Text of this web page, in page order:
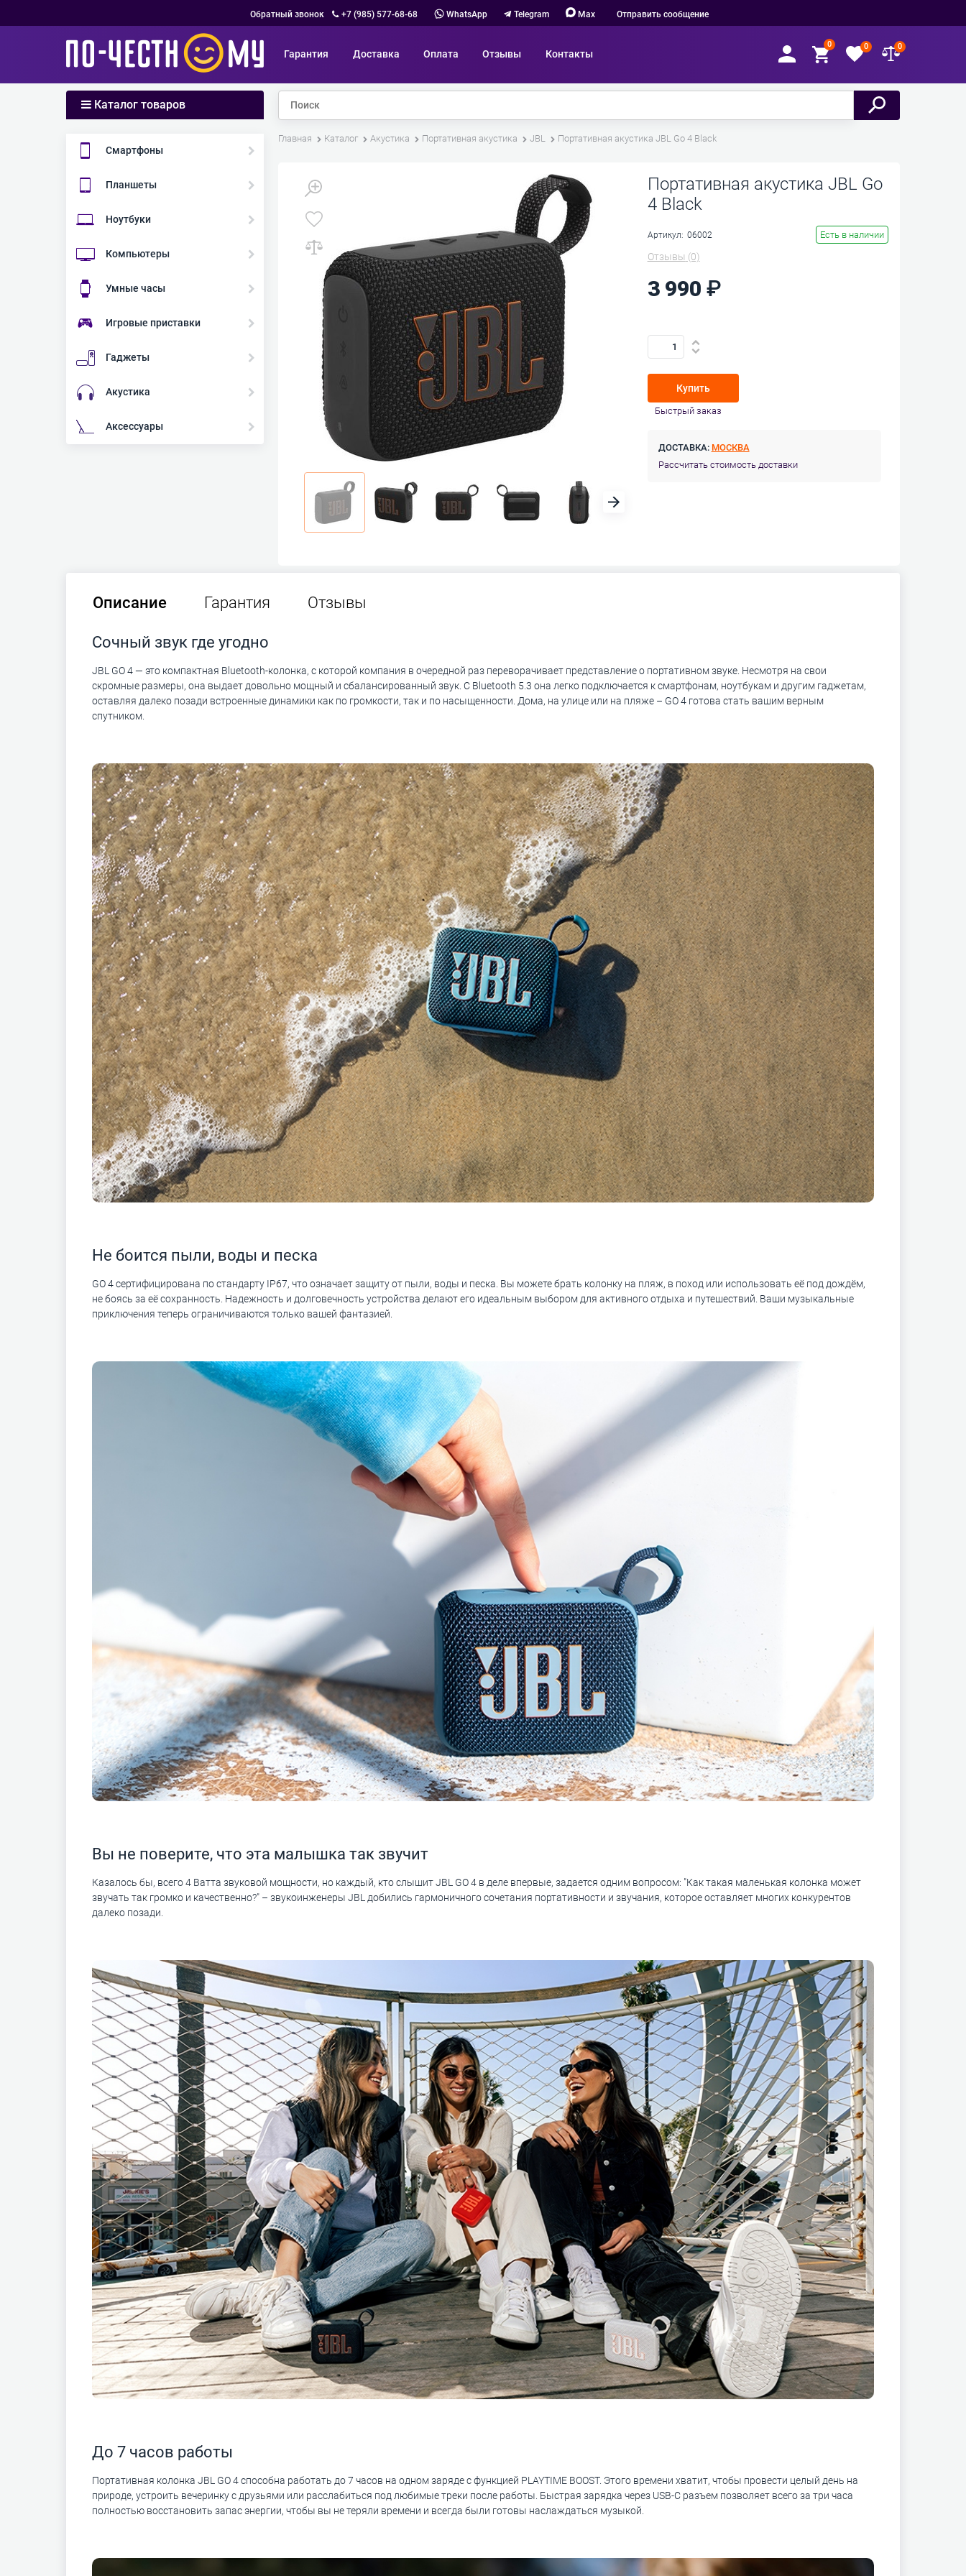
Обратный звонок +7 (985) 577-68-68 WhatsApp Telegram Max Отправить сообщение
Гарантия Доставка Оплата Отзывы Контакты
0 0 0
Каталог товаров
Смартфоны
Планшеты
Ноутбуки
Компьютеры
Умные часы
Игровые приставки
Гаджеты
Акустика
Аксессуары
Главная Каталог Акустика Портативная акустика JBL Портативная акустика JBL Go 4 Black
Портативная акустика JBL Go
4 Black
Артикул: 06002 Есть в наличии
Отзывы (0)
3 990
Купить
Быстрый заказ
ДОСТАВКА: МОСКВА
Рассчитать стоимость доставки
Описание Гарантия Отзывы
Сочный звук где угодно
JBL GO 4 — это компактная Bluetooth-колонка, с которой компания в очередной раз переворачивает представление о портативном звуке. Несмотря на свои
скромные размеры, она выдает довольно мощный и сбалансированный звук. С Bluetooth 5.3 она легко подключается к смартфонам, ноутбукам и другим гаджетам,
оставляя далеко позади встроенные динамики как по громкости, так и по насыщенности. Дома, на улице или на пляже – GO 4 готова стать вашим верным
спутником.
Не боится пыли, воды и песка
GO 4 сертифицирована по стандарту IP67, что означает защиту от пыли, воды и песка. Вы можете брать колонку на пляж, в поход или использовать её под дождём,
не боясь за её сохранность. Надежность и долговечность устройства делают его идеальным выбором для активного отдыха и путешествий. Ваши музыкальные
приключения теперь ограничиваются только вашей фантазией.
Вы не поверите, что эта малышка так звучит
Казалось бы, всего 4 Ватта звуковой мощности, но каждый, кто слышит JBL GO 4 в деле впервые, задается одним вопросом: "Как такая маленькая колонка может
звучать так громко и качественно?" – звукоинженеры JBL добились гармоничного сочетания портативности и звучания, которое оставляет многих конкурентов
далеко позади.
До 7 часов работы
Портативная колонка JBL GO 4 способна работать до 7 часов на одном заряде с функцией PLAYTIME BOOST. Этого времени хватит, чтобы провести целый день на
природе, устроить вечеринку с друзьями или расслабиться под любимые треки после работы. Быстрая зарядка через USB-C разъем позволяет всего за три часа
полностью восстановить запас энергии, чтобы вы не теряли времени и всегда были готовы наслаждаться музыкой.